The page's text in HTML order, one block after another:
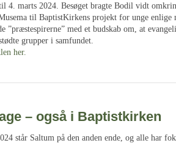
4. marts 2024. Besøget bragte Bodil vidt
til BaptistKirkens projekt for unge
”præstespirerne” med et budskab om, at
grupper i samfundet.
her.
– også i Baptistkirken
står Saltum på den anden ende, og alle har